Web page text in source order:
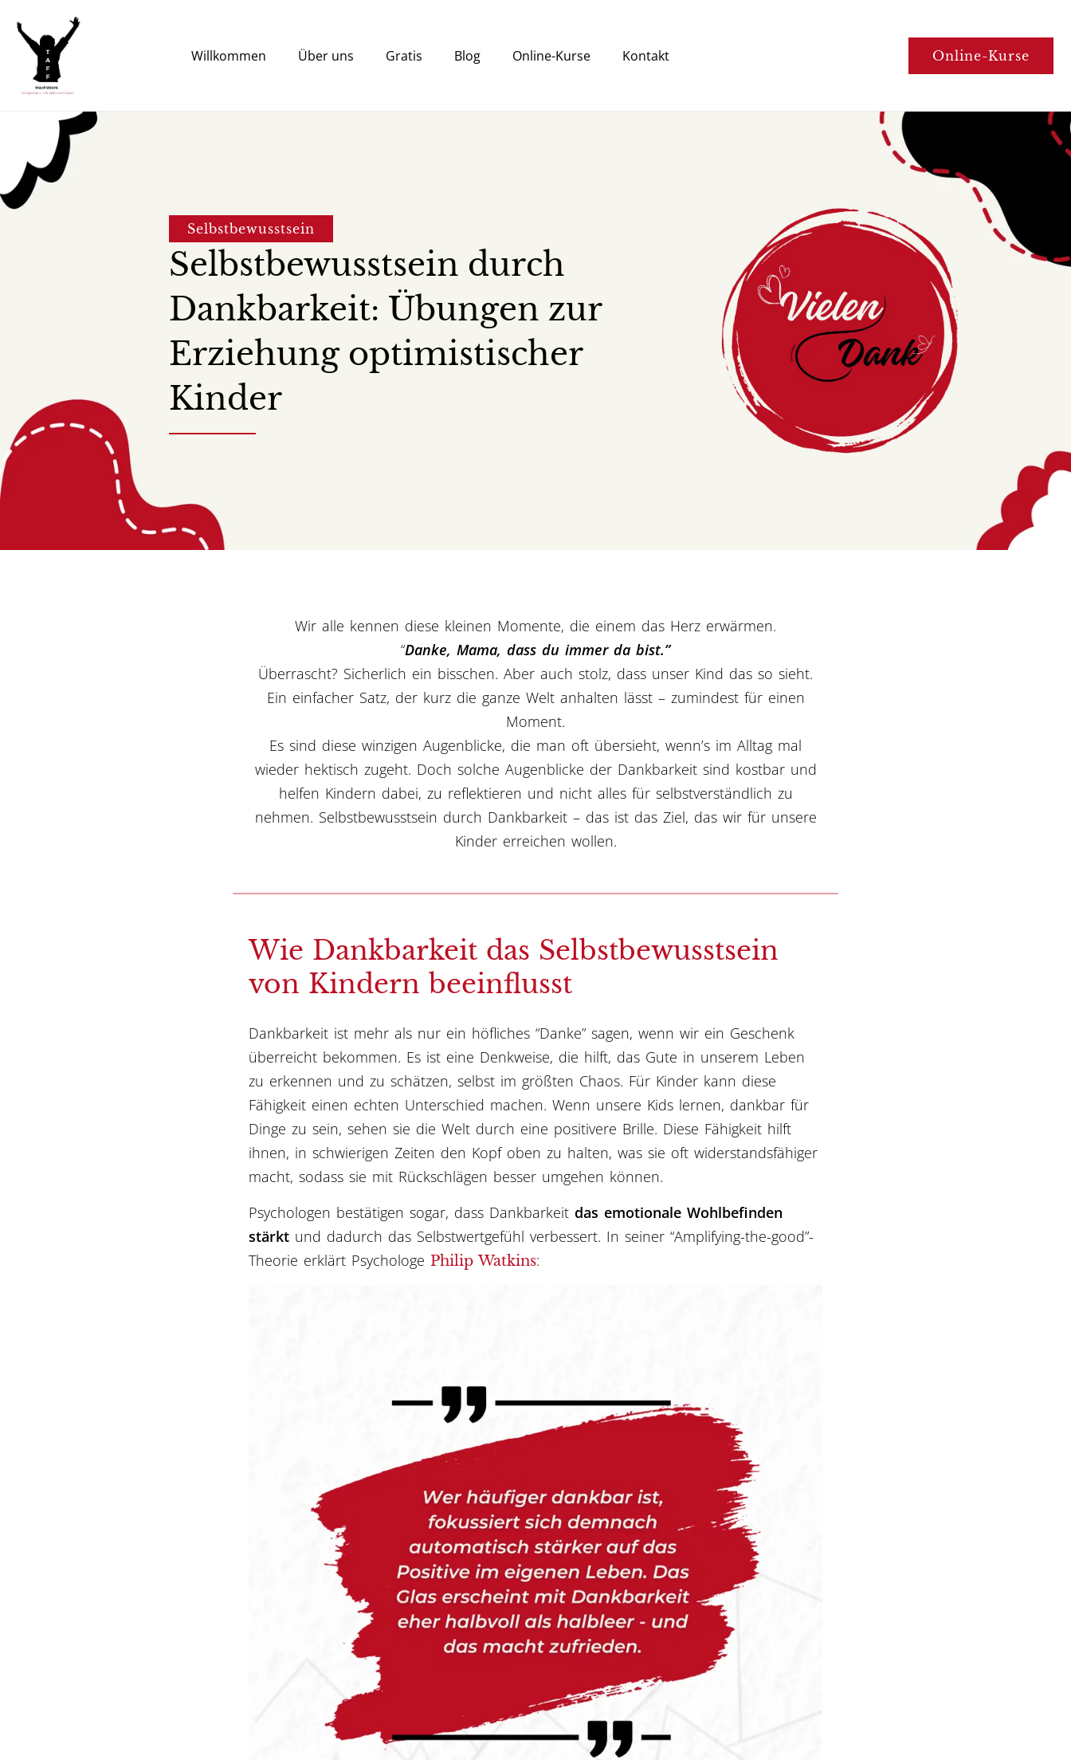
Inhalt
springen
Willkommen Über uns Gratis Blog Online-Kurse Kontakt Online-Kurse
Selbstbewusstsein
Selbstbewusstsein durch
Dankbarkeit: Übungen zur
Erziehung optimistischer
Kinder
Wir alle kennen diese kleinen Momente, die einem das Herz erwärmen.
“Danke, Mama, dass du immer da bist.”
Überrascht? Sicherlich ein bisschen. Aber auch stolz, dass unser Kind das so sieht.
Ein einfacher Satz, der kurz die ganze Welt anhalten lässt – zumindest für einen
Moment.
Es sind diese winzigen Augenblicke, die man oft übersieht, wenn’s im Alltag mal
wieder hektisch zugeht. Doch solche Augenblicke der Dankbarkeit sind kostbar und
helfen Kindern dabei, zu reflektieren und nicht alles für selbstverständlich zu
nehmen. Selbstbewusstsein durch Dankbarkeit – das ist das Ziel, das wir für unsere
Kinder erreichen wollen.
Wie Dankbarkeit das Selbstbewusstsein
von Kindern beeinflusst
Dankbarkeit ist mehr als nur ein höfliches “Danke” sagen, wenn wir ein Geschenk
überreicht bekommen. Es ist eine Denkweise, die hilft, das Gute in unserem Leben
zu erkennen und zu schätzen, selbst im größten Chaos. Für Kinder kann diese
Fähigkeit einen echten Unterschied machen. Wenn unsere Kids lernen, dankbar für
Dinge zu sein, sehen sie die Welt durch eine positivere Brille. Diese Fähigkeit hilft
ihnen, in schwierigen Zeiten den Kopf oben zu halten, was sie oft widerstandsfähiger
macht, sodass sie mit Rückschlägen besser umgehen können.
Psychologen bestätigen sogar, dass Dankbarkeit das emotionale Wohlbefinden
stärkt und dadurch das Selbstwertgefühl verbessert. In seiner “Amplifying-the-good”-
Theorie erklärt Psychologe Philip Watkins: